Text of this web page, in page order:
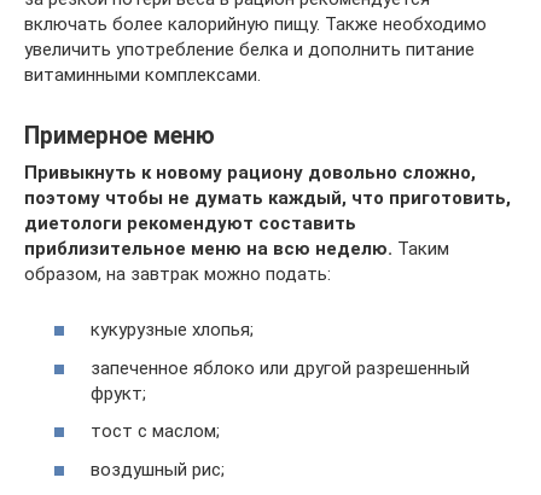
включать более калорийную пищу. Также необходимо
увеличить употребление белка и дополнить питание
витаминными комплексами.
Примерное меню
Привыкнуть к новому рациону довольно сложно,
поэтому чтобы не думать каждый, что приготовить,
диетологи рекомендуют составить
приблизительное меню на всю неделю. Таким
образом, на завтрак можно подать:
кукурузные хлопья;
запеченное яблоко или другой разрешенный
фрукт;
тост с маслом;
воздушный рис;